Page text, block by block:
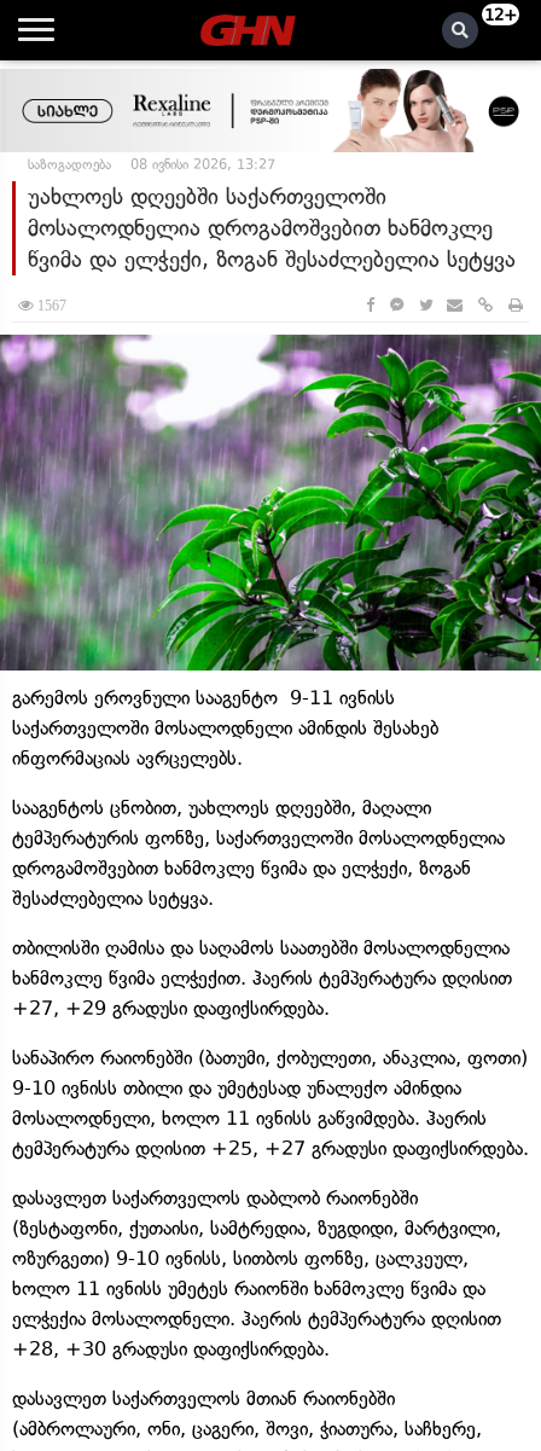
12+
საზოგადოება 08 ივნისი 2026, 13:27
უახლოეს დღეებში საქართველოში
მოსალოდნელია დროგამოშვებით ხანმოკლე
წვიმა და ელჭექი, ზოგან შესაძლებელია სეტყვა
1567
გარემოს ეროვნული სააგენტო 9-11 ივნისს
საქართველოში მოსალოდნელი ამინდის შესახებ
ინფორმაციას ავრცელებს.
სააგენტოს ცნობით, უახლოეს დღეებში, მაღალი
ტემპერატურის ფონზე, საქართველოში მოსალოდნელია
დროგამოშვებით ხანმოკლე წვიმა და ელჭექი, ზოგან
შესაძლებელია სეტყვა.
თბილისში ღამისა და საღამოს საათებში მოსალოდნელია
ხანმოკლე წვიმა ელჭექით. ჰაერის ტემპერატურა დღისით
+27, +29 გრადუსი დაფიქსირდება.
სანაპირო რაიონებში (ბათუმი, ქობულეთი, ანაკლია, ფოთი)
9-10 ივნისს თბილი და უმეტესად უნალექო ამინდია
მოსალოდნელი, ხოლო 11 ივნისს გაწვიმდება. ჰაერის
ტემპერატურა დღისით +25, +27 გრადუსი დაფიქსირდება.
დასავლეთ საქართველოს დაბლობ რაიონებში
(ზესტაფონი, ქუთაისი, სამტრედია, ზუგდიდი, მარტვილი,
ოზურგეთი) 9-10 ივნისს, სითბოს ფონზე, ცალკეულ,
ხოლო 11 ივნისს უმეტეს რაიონში ხანმოკლე წვიმა და
ელჭექია მოსალოდნელი. ჰაერის ტემპერატურა დღისით
+28, +30 გრადუსი დაფიქსირდება.
დასავლეთ საქართველოს მთიან რაიონებში
(ამბროლაური, ონი, ცაგერი, შოვი, ჭიათურა, საჩხერე,